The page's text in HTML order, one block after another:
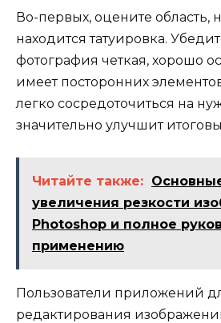
Во-первых, оцените область,
находится татуировка.
фотография четкая, хорошо
имеет посторонних
легко сосредоточиться на
значительно улучшит
Читайте также:
увеличения резкости
Photoshop и полное
применению
Пользователи приложений
редактирования